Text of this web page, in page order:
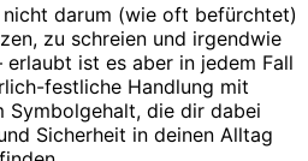
nicht darum (wie oft befürchtet)
zu schreien und irgendwie
ist es aber in jedem Fall
festliche Handlung mit
Symbolgehalt, die dir dabei
Sicherheit in deinen Alltag